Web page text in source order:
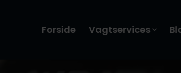
Forside Vagtservices